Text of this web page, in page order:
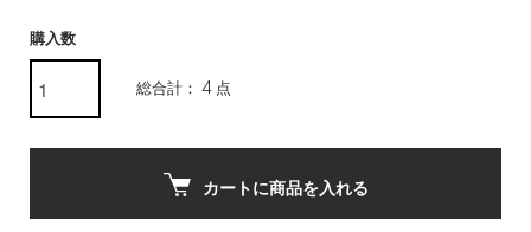
購入数
総合計： 4 点
カートに商品を入れる